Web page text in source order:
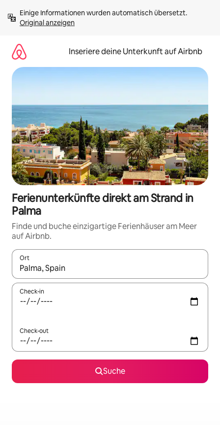
Inhalten
springenOriginal anzeigen
Inseriere deine Unterkunft auf Airbnb
Ferienunterkünfte direkt am Strand in
Palma
Finde und buche einzigartige Ferienhäuser am Meer
auf Airbnb.
Ort
Wenn Ergebnisse verfügbar sind, navigiere mit den
Check-in
Check-out
Suche